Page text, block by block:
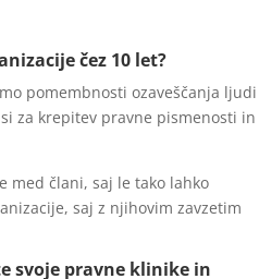
čez 10 let?
pomembnosti ozaveščanja ljudi
za krepitev pravne pismenosti in
med člani, saj le tako lahko
saj z njihovim zavzetim
svoje pravne klinike in